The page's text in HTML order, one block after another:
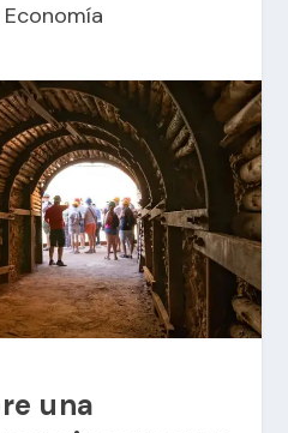
Economía
una